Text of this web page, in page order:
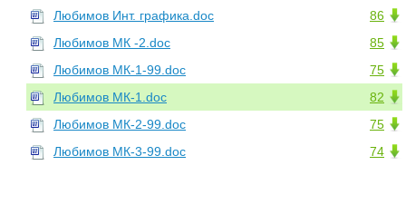
86
Любимов Инт. графика.doc
85
Любимов МК -2.doc
75
Любимов МК-1-99.doc
82
Любимов МК-1.doc
75
Любимов МК-2-99.doc
74
Любимов МК-3-99.doc